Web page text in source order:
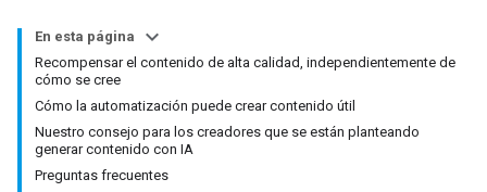
En esta página
Recompensar el contenido de alta calidad, independientemente de
cómo se cree
Cómo la automatización puede crear contenido útil
Nuestro consejo para los creadores que se están planteando
generar contenido con IA
Preguntas frecuentes